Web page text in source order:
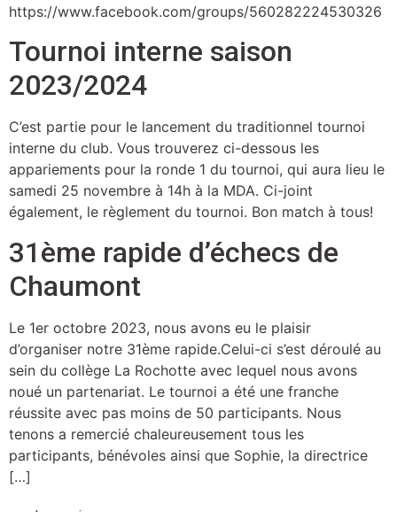
https://www.facebook.com/groups/560282224530326
Tournoi interne saison
2023/2024
C’est partie pour le lancement du traditionnel tournoi
interne du club. Vous trouverez ci-dessous les
appariements pour la ronde 1 du tournoi, qui aura lieu le
samedi 25 novembre à 14h à la MDA. Ci-joint
également, le règlement du tournoi. Bon match à tous!
31ème rapide d’échecs de
Chaumont
Le 1er octobre 2023, nous avons eu le plaisir
d’organiser notre 31ème rapide.Celui-ci s’est déroulé au
sein du collège La Rochotte avec lequel nous avons
noué un partenariat. Le tournoi a été une franche
réussite avec pas moins de 50 participants. Nous
tenons a remercié chaleureusement tous les
participants, bénévoles ainsi que Sophie, la directrice
[…]